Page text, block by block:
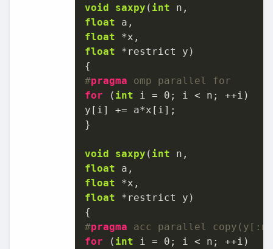
void saxpy ( int
float
float
float *restrict y)
#pragma omp parallel for
for ( int i = 0 ; i < n; ++i)
y[i] += a*x[i];
}
void saxpy ( int
float
float
float *restrict y)
#pragma acc parallel
for ( int i = 0 ; i < n; ++i)